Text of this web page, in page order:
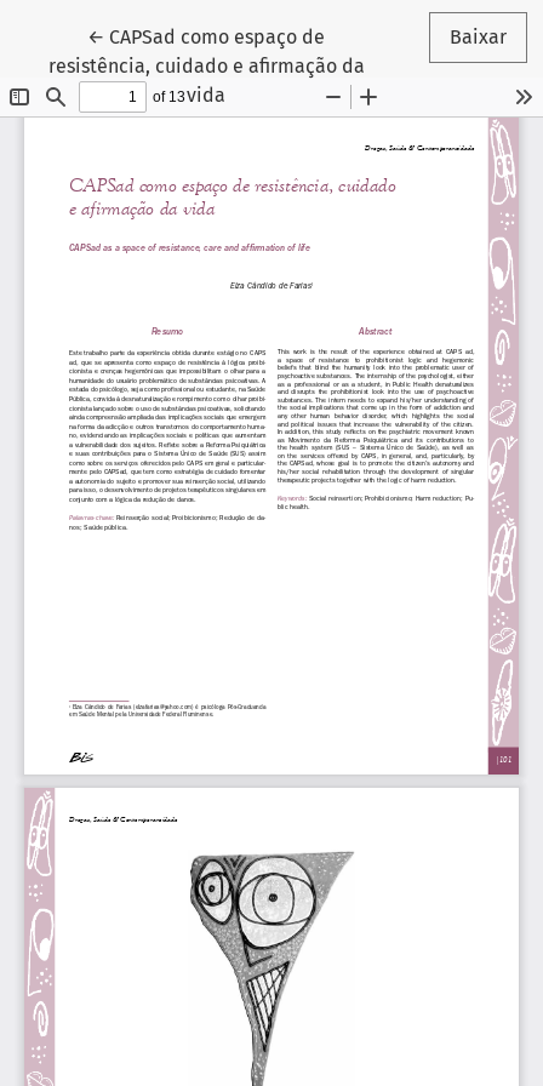
← Voltar aos Detalhes do Artigo
CAPSad como espaço de
resistência, cuidado e afirmação da
vida
Baixar